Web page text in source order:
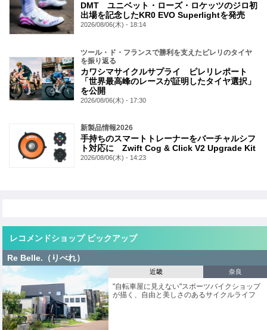
DMT ユニベット・ローズ・ロケッツのジロ初
出場を記念したKR0 EVO Superlightを発売
2026/08/06(木) - 18:14
ツール・ド・フランスで勝利を支えたピレリのタイヤ
を振り返る
カワシマサイクルサプライ ピレリレポート
「世界最高峰のレースが証明したタイヤ選択」
を公開
2026/08/06(木) - 17:30
新製品情報2026
手持ちのスマートトレーナーをバーチャルシフ
ト対応に Zwift Cog & Click V2 Upgrade Kit
2026/08/06(木) - 14:23
レコメンドショップ ピックアップ
Re Belle.（りべれ）
近畿 奈良
"自転車屋に見えない"スポーツバイクショップ
が描く、自由と美しさのあるサイクルライフ